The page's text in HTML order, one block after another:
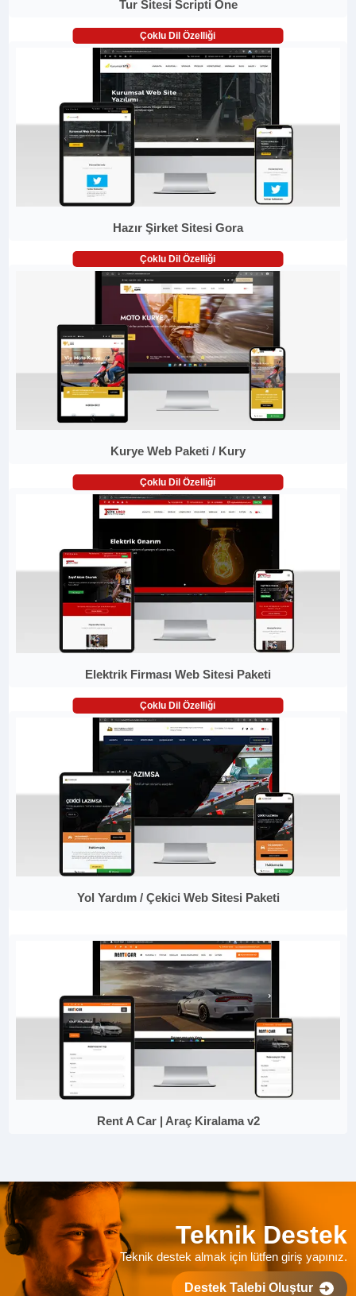
Tur Sitesi Scripti One
Çoklu Dil Özelliği
Hazır Şirket Sitesi Gora
Çoklu Dil Özelliği
Kurye Web Paketi / Kury
Çoklu Dil Özelliği
Elektrik Firması Web Sitesi Paketi
Çoklu Dil Özelliği
Yol Yardım / Çekici Web Sitesi Paketi
Rent A Car | Araç Kiralama v2
Teknik Destek
Teknik destek almak için lütfen giriş yapınız.
Destek Talebi Oluştur